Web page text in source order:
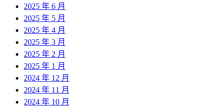
2025 年 6 月
2025 年 5 月
2025 年 4 月
2025 年 3 月
2025 年 2 月
2025 年 1 月
2024 年 12 月
2024 年 11 月
2024 年 10 月